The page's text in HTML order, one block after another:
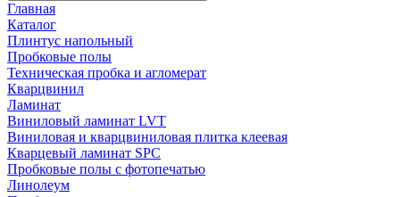
Главная
Каталог
Плинтус напольный
Пробковые полы
Техническая пробка и агломерат
Кварцвинил
Ламинат
Виниловый ламинат LVT
Виниловая и кварцвиниловая плитка клеевая
Кварцевый ламинат SPC
Пробковые полы с фотопечатью
Линолеум